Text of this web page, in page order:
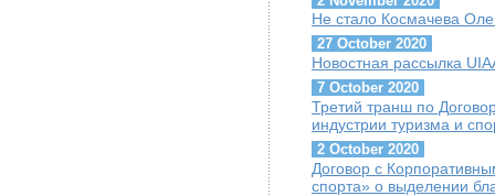
Не стало Космачева
27 October 2020
Новостная рассылка
7 October 2020
Третий транш по
индустрии туризма и
2 October 2020
Договор с
спорта» о выделении